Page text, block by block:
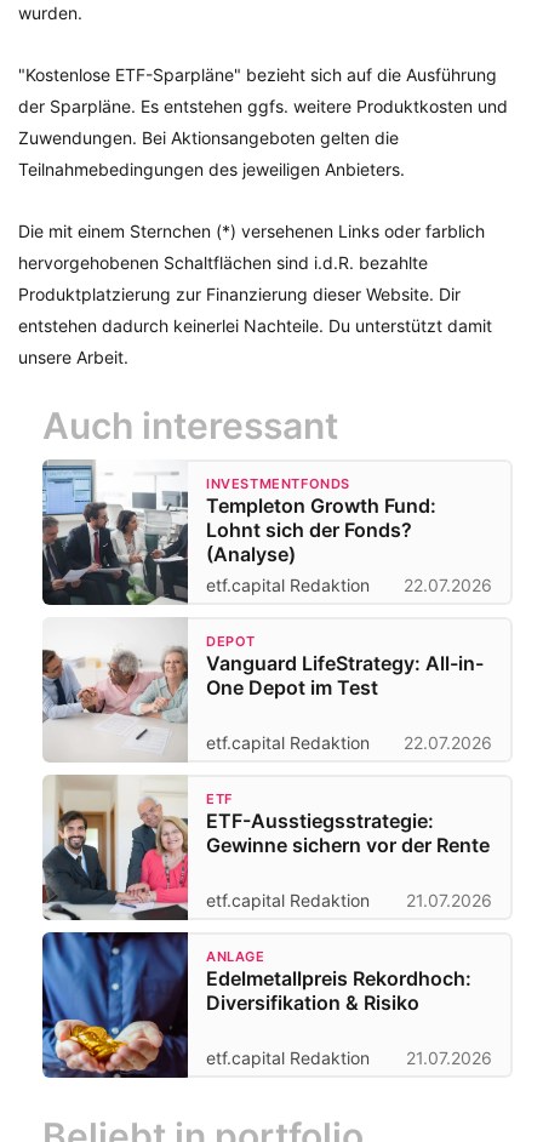
wurden.
"Kostenlose ETF-Sparpläne" bezieht sich auf die Ausführung
der Sparpläne. Es entstehen ggfs. weitere Produktkosten und
Zuwendungen. Bei Aktionsangeboten gelten die
Teilnahmebedingungen des jeweiligen Anbieters.
Die mit einem Sternchen (*) versehenen Links oder farblich
hervorgehobenen Schaltflächen sind i.d.R. bezahlte
Produktplatzierung zur Finanzierung dieser Website. Dir
entstehen dadurch keinerlei Nachteile. Du unterstützt damit
unsere Arbeit.
Auch interessant
INVESTMENTFONDS
Templeton Growth Fund:
Lohnt sich der Fonds?
(Analyse)
etf.capital Redaktion 22.07.2026
DEPOT
Vanguard LifeStrategy: All-in-
One Depot im Test
etf.capital Redaktion 22.07.2026
ETF
ETF-Ausstiegsstrategie:
Gewinne sichern vor der Rente
etf.capital Redaktion 21.07.2026
ANLAGE
Edelmetallpreis Rekordhoch:
Diversifikation & Risiko
etf.capital Redaktion 21.07.2026